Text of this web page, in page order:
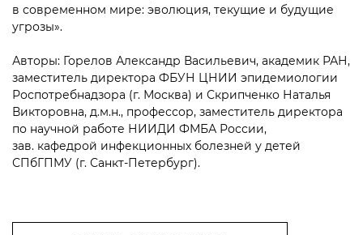
в современном мире: эволюция, текущие и будущие
угрозы».
Авторы: Горелов Александр Васильевич, академик РАН,
заместитель директора ФБУН ЦНИИ эпидемиологии
Роспотребнадзора (г. Москва) и Скрипченко Наталья
Викторовна, д.м.н., профессор, заместитель директора
по научной работе НИИДИ ФМБА России,
зав. кафедрой инфекционных болезней у детей
СПбГПМУ (г. Санкт-Петербург).